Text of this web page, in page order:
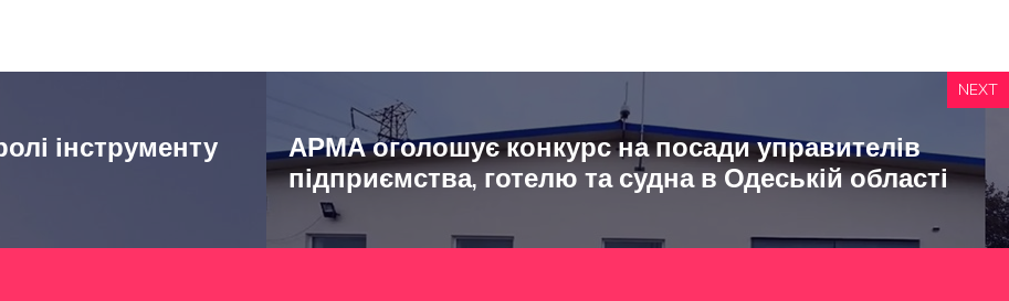
інструменту
NEXT
АРМА оголошує конкурс на посади управителів
підприємства, готелю та судна в Одеській області